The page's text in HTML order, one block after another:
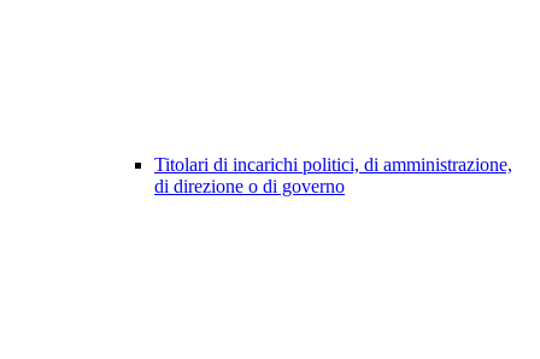
Titolari di incarichi politici, di amministrazione,
di direzione o di governo